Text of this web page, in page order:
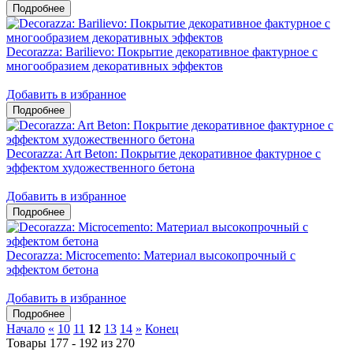
Decorazza: Barilievo: Покрытие декоративное фактурное с
многообразием декоративных эффектов
Добавить в избранное
Decorazza: Art Beton: Покрытие декоративное фактурное с
эффектом художественного бетона
Добавить в избранное
Decorazza: Microcemento: Материал высокопрочный с
эффектом бетона
Добавить в избранное
Начало « 10 11 12 13 14 » Конец
Товары 177 - 192 из 270